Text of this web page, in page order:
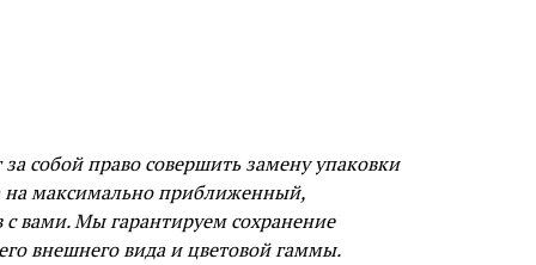
собой право совершить замену упаковки
на максимально приближенный,
с вами. Мы гарантируем сохранение
внешнего вида и цветовой гаммы.